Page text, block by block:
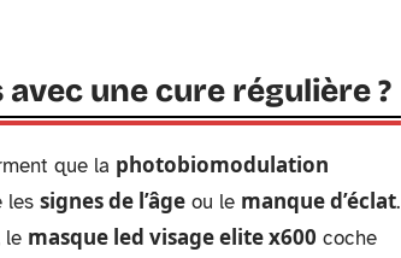
une cure régulière ?
que la photobiomodulation
les signes de l’âge ou le manque d’éclat.
le masque led visage elite x600 coche